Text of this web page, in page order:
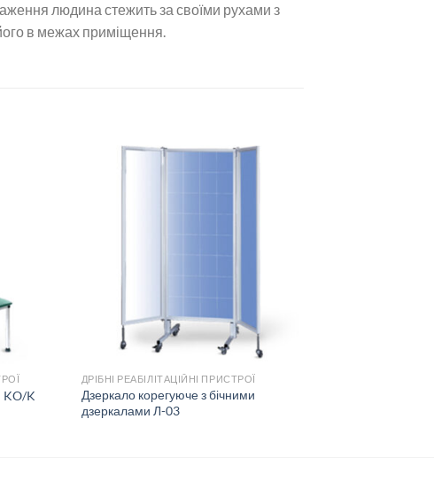
людина стежить за своїми рухами з
в межах приміщення.
KO/K
ДРІБНІ РЕАБІЛІТАЦІЙНІ ПРИСТРОЇ
Дзеркало корегуюче з бічними
дзеркалами Л-03